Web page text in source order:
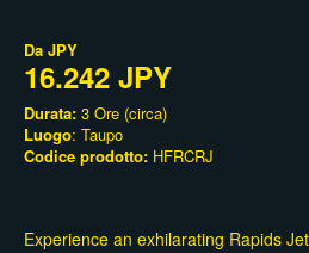
Da JPY
16.242 JPY
Durata: 3 Ore (circa)
Luogo: Taupo
Codice prodotto: HFRCRJ
Experience an exhilarating Rapids